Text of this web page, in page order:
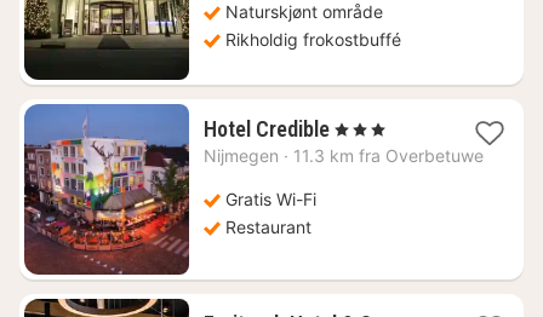
Naturskjønt område
Rikholdig frokostbuffé
Hotel Credible1
natt
, 3 Stjerner
Nijmegen · 11.3 km fra Overbetuwe
Gratis Wi-Fi
Restaurant